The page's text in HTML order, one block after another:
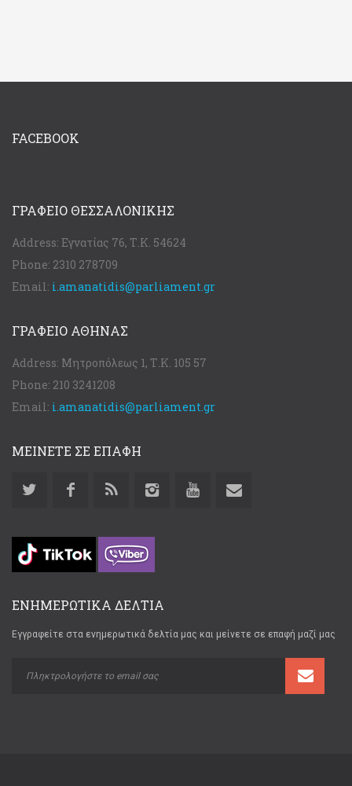
FACEBOOK
ΓΡΑΦΕΊΟ ΘΕΣΣΑΛΟΝΊΚΗΣ
Address: Εγνατίας 76, Τ.Κ. 54624
Phone: 2310 278709
Email: i.amanatidis@parliament.gr
ΓΡΑΦΕΊΟ ΑΘΉΝΑΣ
Address: Μητροπόλεως 1, Τ.Κ. 105 57
Phone: 210 3241208
Email: i.amanatidis@parliament.gr
ΜΕΙΝΕΤΕ ΣΕ ΕΠΑΦΗ
ΕΝΗΜΕΡΩΤΙΚΑ ΔΕΛΤΙΑ
Εγγραφείτε στα ενημερωτικά δελτία μας και μείνετε σε επαφή μαζί μας